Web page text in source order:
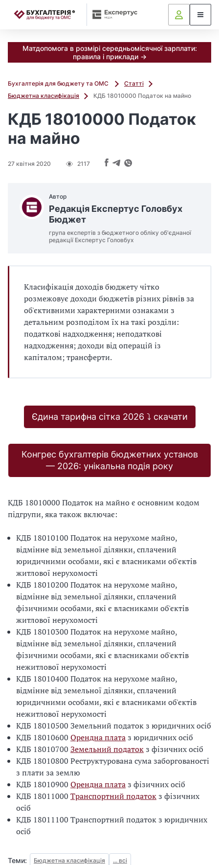
Матдопомога в розмірі середньомісячної зарплати:
правила і приклади →
Бухгалтерія для бюджету та ОМС
Статті
Бюджетна класифікація
КДБ 18010000 Податок на майно
КДБ 18010000 Податок
на майно
27 квітня 2020 2117
Автор
Редакція Експертус Головбух
Бюджет
група експертів з бюджетного обліку об'єднаної
редакції Експертус Головбух
Класифікація доходів бюджету чітко
розмежовує доходи бюджетів різних рівнів за
об'єктивними характерними ознаками з
детальним розподілом їх на такі розділи:
податкові надходження; неподаткові
надходження; доходи від операцій із
капіталом; трансферти.
Єдина тарифна сітка 2026 ⤵️ скачати
Конгрес бухгалтерів бюджетних установ
— 2026: унікальна подія року
КДБ 18010000 Податок на майно є основним кодом
підгрупи, яка також включає:
КДБ 18010100 Податок на нерухоме майно,
відмінне від земельної ділянки, сплачений
юридичними особами, які є власниками об'єктів
житлової нерухомості
КДБ 18010200 Податок на нерухоме майно,
відмінне від земельної ділянки, сплачений
фізичними особами, які є власниками об'єктів
житлової нерухомості
КДБ 18010300 Податок на нерухоме майно,
відмінне від земельної ділянки, сплачений
фізичними особами, які є власниками об'єктів
нежитлової нерухомості
КДБ 18010400 Податок на нерухоме майно,
відмінне від земельної ділянки, сплачений
юридичними особами, які є власниками об'єктів
нежитлової нерухомості
КДБ 18010500 Земельний податок з юридичних осіб
КДБ 18010600 Орендна платаз юридичних осіб
КДБ 18010700 Земельний податокз фізичних осіб
КДБ 18010800 Реструктурована сума заборгованості
з плати за землю
КДБ 18010900 Орендна платаз фізичних осіб
КДБ 18011000 Транспортний податокз фізичних
осіб
КДБ 18011100 Транспортний податок з юридичних
осіб
Теми: Бюджетна класифікація ... всі